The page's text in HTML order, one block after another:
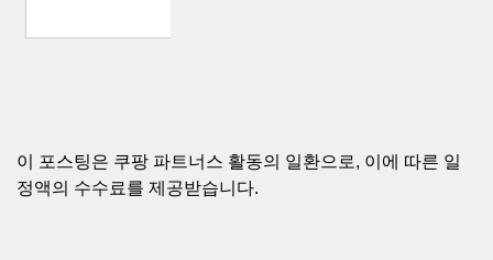
이 포스팅은 쿠팡 파트너스 활동의 일환으로, 이에 따른 일
정액의 수수료를 제공받습니다.